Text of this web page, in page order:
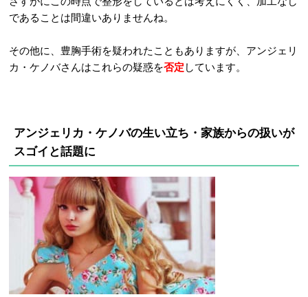
であることは間違いありませんね。
その他に、豊胸手術を疑われたこともありますが、アンジェリ
カ・ケノバさんはこれらの疑惑を否定 しています。
アンジェリカ・ケノバの生い立ち・家族からの扱いが
スゴイと話題に